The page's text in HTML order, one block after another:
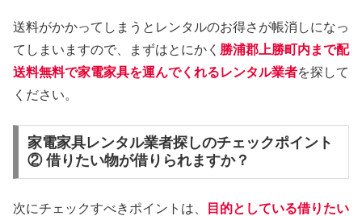
送料がかかってしまうとレンタルのお得さが帳消しになっ
てしまいますので、まずはとにかく 勝浦郡上勝町内まで配
送料無料で家電家具を運んでくれるレンタル業者を探して
ください。
家電家具レンタル業者探しのチェックポイント
② 借りたい物が借りられますか？
次にチェックすべきポイントは、
目的としている借りたい